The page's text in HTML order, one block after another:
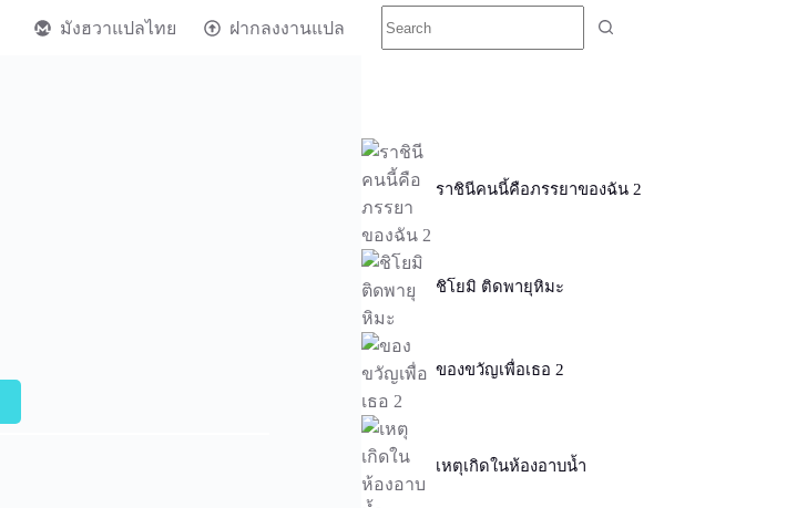
มังฮวาแปลไทย ฝากลงงานแปล
ราชินีคนนี้คือภรรยาของฉัน 2
ชิโยมิ ติดพายุหิมะ
ของขวัญเพื่อเธอ 2
เหตุเกิดในห้องอาบน้ำ